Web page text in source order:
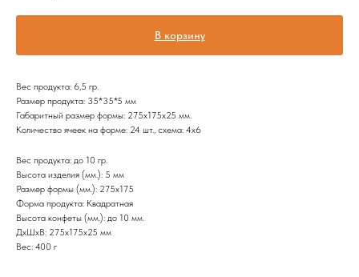
В корзину
Вес продукта: 6,5 гр.
Размер продукта: 35*35*5 мм
Габаритный размер формы: 275х175х25 мм.
Количество ячеек на форме: 24 шт., схема: 4х6
Вес продукта: до 10 гр.
Высота изделия (мм.): 5 мм
Размер формы (мм.): 275х175
Форма продукта: Квадратная
Высота конфеты (мм.): до 10 мм.
ДxШxВ: 275x175x25 мм
Вес: 400 г